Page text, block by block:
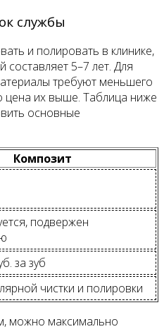
службы
и полировать в клинике,
составляет 5–7 лет. Для
требуют меньшего
цена их выше. Таблица ниже
основные
Композит
подвержен
за зуб
чистки и полировки
можно максимально